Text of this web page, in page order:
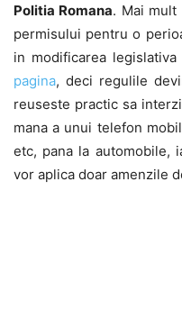
Politia Romana. Mai mult
permisului pentru o
in modificarea
pagina, deci regulile
reuseste practic sa
mana a unui telefon
etc, pana la automobile,
vor aplica doar amenzile